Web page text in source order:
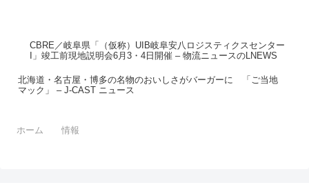
CBRE／岐阜県「（仮称）UIB岐阜安八ロジスティクスセンター
I」竣⼯前現地説明会6月3・4日開催 – 物流ニュースのLNEWS
北海道・名古屋・博多の名物のおいしさがバーガーに 「ご当地
マック」 – J-CAST ニュース
ホーム 情報